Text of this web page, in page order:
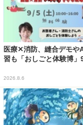
医療✕消防、縫合デモや
習も「おしごと体験博」
2026.8.6